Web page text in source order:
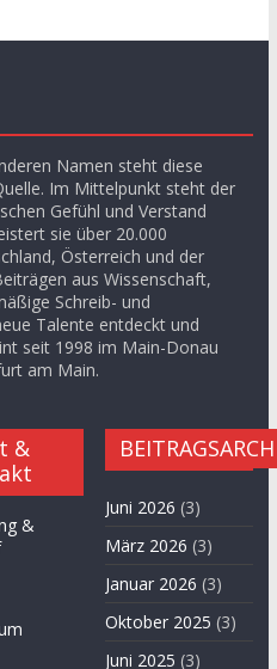
Namen steht diese
Im Mittelpunkt steht der
Gefühl und Verstand
sie über 20.000
Österreich und der
aus Wissenschaft,
Schreib- und
Talente entdeckt und
seit 1998 im Main-Donau
am Main.
&
&
Juni 2026 (3)
März 2026 (3)
Januar 2026 (3)
Oktober 2025 (3)
Juni 2025 (3)